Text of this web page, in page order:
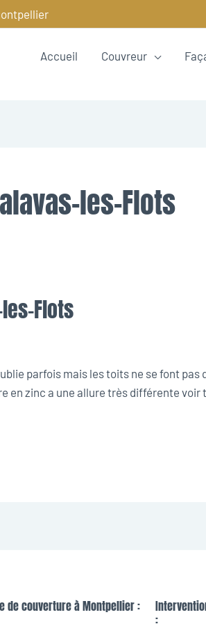
Accueil Couvreur
les-Flots
Flots
parfois mais les toits ne se font
en zinc a une allure très différente
de couverture à Montpellier :
: